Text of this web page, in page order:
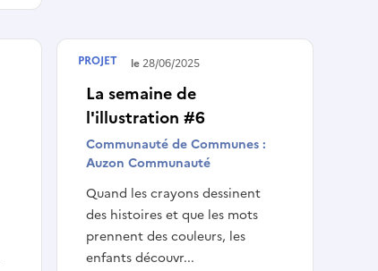
La semaine de
l'illustration #6
Communauté de Communes :
Auzon Communauté
Quand les crayons dessinent
des histoires et que les mots
prennent des couleurs, les
enfants découvr...
Terminé le28/06/2025
PROJET